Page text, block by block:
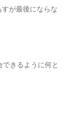
が最後にならな
きるように何と